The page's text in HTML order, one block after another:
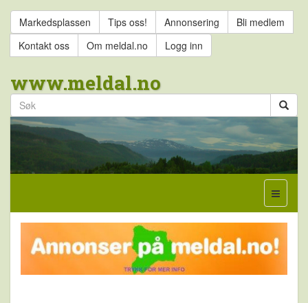
Markedsplassen Tips oss! Annonsering
Bli medlem
Kontakt oss
Om meldal.no Logg inn
www.meldal.no